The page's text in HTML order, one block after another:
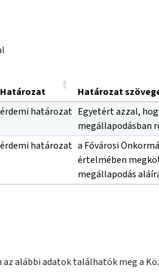
Határozat
Határozat
érdemi határozat Egyetért azzal,
megállapodásban
érdemi határozat a Fővárosi
értelmében
megállapodás
az alábbi adatok találhatók meg a